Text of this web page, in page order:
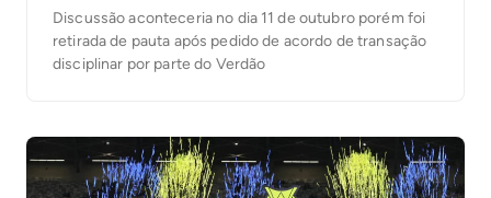
Discussão aconteceria no dia 11 de outubro porém foi
retirada de pauta após pedido de acordo de transação
disciplinar por parte do Verdão